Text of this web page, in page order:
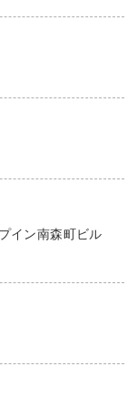
イン南森町ビル